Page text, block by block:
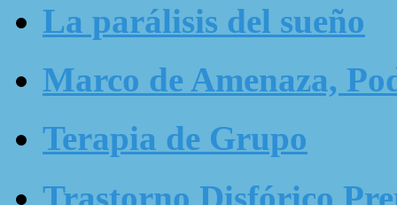
La parálisis del sueño
Marco de Amenaza,
Terapia de Grupo
Trastorno Disfórico